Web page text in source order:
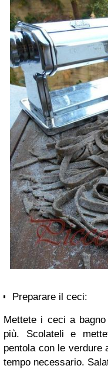
Preparare il ceci:
Mettete i ceci a
più. Scolateli e
pentola con le verdure
tempo necessario.